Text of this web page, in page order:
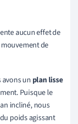
aucun effet de
de
un plan lisse
Puisque le
incliné, nous
poids agissant